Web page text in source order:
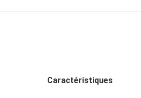
Caractéristiques